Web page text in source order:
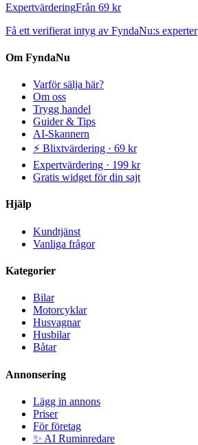
ExpertvärderingFrån 69 kr
Få ett verifierat intyg av FyndaNu:s experter
Om FyndaNu
Varför sälja här?
Om oss
Trygg handel
Guider & Tips
AI-Skannern
⚡ Blixtvärdering · 69 kr
Expertvärdering · 199 kr
Gratis widget för din sajt
Hjälp
Kundtjänst
Vanliga frågor
Kategorier
Bilar
Motorcyklar
Husvagnar
Husbilar
Båtar
Annonsering
Lägg in annons
Priser
För företag
✨ AI Ruminredare